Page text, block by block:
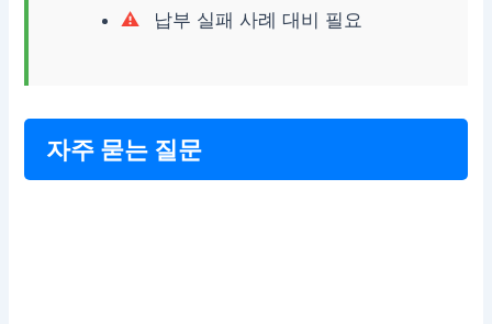
납부 실패 사례 대비 필요
자주 묻는 질문